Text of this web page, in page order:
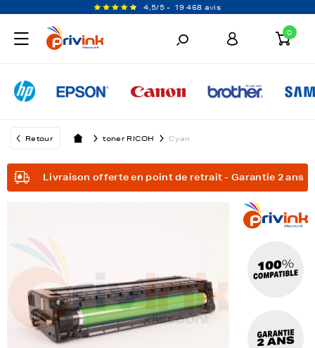
4,5/5 - 19 468 avis
0
Retour toner RICOH Cyan
Livraison offerte en point de retrait - Garantie 2 ans